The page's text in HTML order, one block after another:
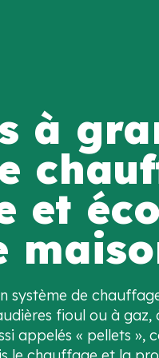
à
et
système de
fioul ou à gaz,
appelés « pellets »,